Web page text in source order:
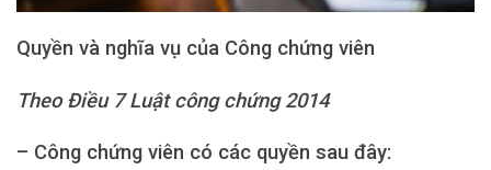
Quyền và nghĩa vụ của Công chứng viên
Theo Điều 7 Luật công chứng 2014
– Công chứng viên có các quyền sau đây: